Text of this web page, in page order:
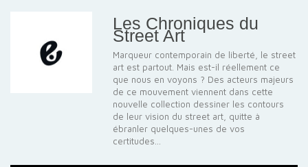
Les Chroniques du
Street Art
Marqueur contemporain de liberté, le street
art est partout. Mais est-il réellement ce
que nous en voyons ? Des acteurs majeurs
de ce mouvement viennent dans cette
nouvelle collection dessiner les contours
de leur vision du street art, quitte à
ébranler quelques-unes de vos
certitudes...